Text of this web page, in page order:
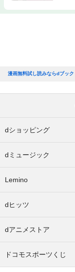
漫画無料試し読みならdブック
dショッピング
dミュージック
Lemino
dヒッツ
dアニメストア
ドコモスポーツくじ